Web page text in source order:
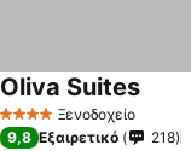
4 ΑστέριαΞενοδοχείο
Oliva Suites
9,8 Εξαιρετικό 218